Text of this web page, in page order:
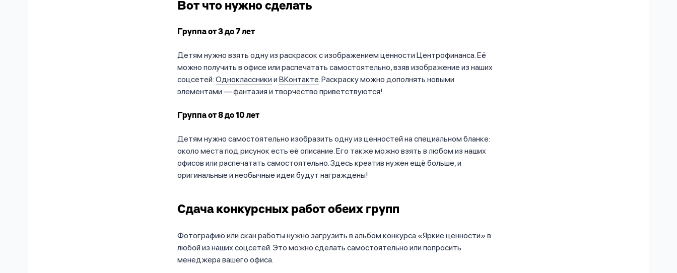
Вот что нужно сделать
Группа от 3 до 7 лет
Детям нужно взять одну из раскрасок с изображением ценности Центрофинанса. Её
можно получить в офисе или распечатать самостоятельно, взяв изображение из наших
соцсетей: Одноклассники и ВКонтакте. Раскраску можно дополнять новыми
элементами — фантазия и творчество приветствуются!
Группа от 8 до 10 лет
Детям нужно самостоятельно изобразить одну из ценностей на специальном бланке:
около места под рисунок есть её описание. Его также можно взять в любом из наших
офисов или распечатать самостоятельно. Здесь креатив нужен ещё больше, и
оригинальные и необычные идеи будут награждены!
Сдача конкурсных работ обеих групп
Фотографию или скан работы нужно загрузить в альбом конкурса «Яркие ценности» в
любой из наших соцсетей. Это можно сделать самостоятельно или попросить
менеджера вашего офиса.